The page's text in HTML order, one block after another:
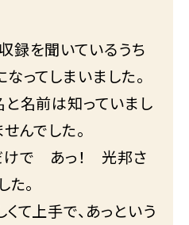
録を聞いているうち
ってしまいました。
名前は知っていまし
んでした。
けで あっ！ 光邦さ
。
て上手で、あっという